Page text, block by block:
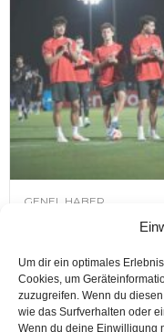
Um dir ein optimales
Cookies, um
zuzugreifen. Wenn du
wie das Surfverhalten oder
Wenn du deine Einwilligung
GENEL HABER
DÜNYA KUPASI
PAZAR GÜNÜ